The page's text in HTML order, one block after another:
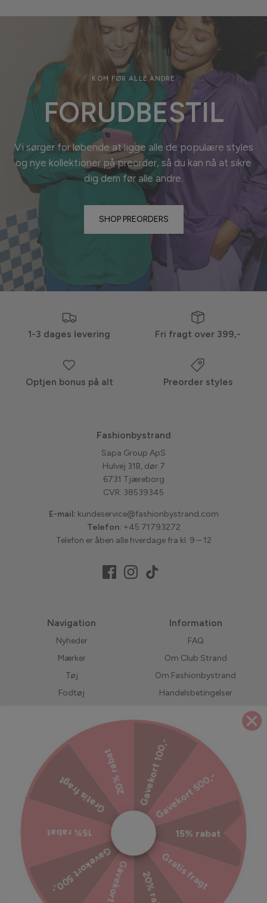
KOM FØR ALLE ANDRE
FORUDBESTIL
Vi sørger for løbende at ligge alle de populære styles
og nye kollektioner på preorder, så du kan nå at sikre
dig dem før alle andre.
SHOP PREORDERS
1-3 dages levering Fri fragt over 399,-
Optjen bonus på alt Preorder styles
Fashionbystrand
Sapa Group ApS
Hulvej 31B, dør 7
6731 Tjæreborg
CVR: 38539345
E-mail: kundeservice@fashionbystrand.com
Telefon: +45 71793272
Telefon er åben alle hverdage fra kl. 9 – 12
Navigation
Nyheder
Mærker
Tøj
Fodtøj
Bedst solgte
Forudbestil
Information
FAQ
Om Club Strand
Om Fashionbystrand
Handelsbetingelser
LIVE shopping
Jobs hos Fashionbystrand
Refusionspolitik
Ekstra tryghed til din ordre
Tilmeld dig vores nyhedsbrev
Bliv inspireret, hold dig opdateret med vores kampagner og
meget mere!
Gavekort 100,-
Gavekort 500,-
15% rabat
Gratis fragt
Gavekort 500,-
15% rabat
Gratis fragt20% rabat